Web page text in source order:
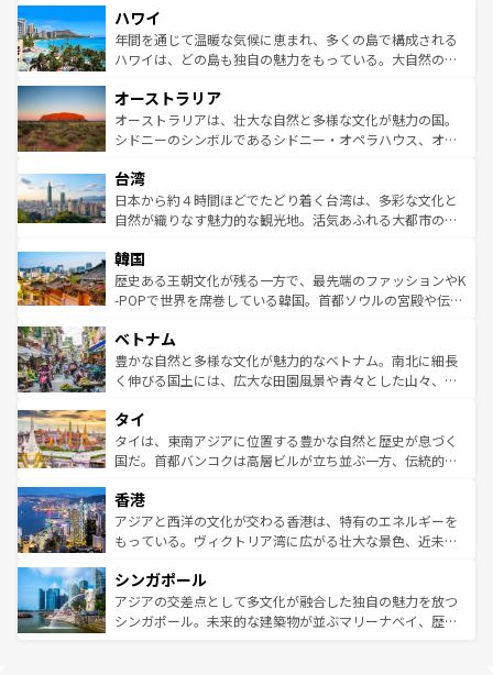
ば市内交通費無料で観光を楽しむこともできる。 なお、新
着のスイス情報はコンテンツ一覧 を参照してほしい。
のような巨大都市は、観光、ショッピング、エンターテイ
ンメントが詰まった刺激的なスポットだ。一方、アメリカ
西部には大自然が広がり、グランドキャニオンやイエロー
部のニューオーリンズでは、音楽と美食が融合した独特の
文化が魅力。旅行者はアメリカの各地域で異なる魅力を楽
しみながら、その多様性と豊かな歴史を感じることができ
ならではの贅沢な旅のスタイルだ。 なお、新着のアメリカ
情報はコンテンツ一覧を参照してほしい。
ハワイ
年間を通じて温暖な気候に恵まれ、多くの島で構成される
ハワイは、どの島も独自の魅力をもっている。大自然の神
ワイ島は見逃せない。また、定番の観光地といえばオアフ
島だが、静かな自然を求めるならマウイ島やカウアイ島が
おすすめ。エメラルドグリーンに輝く海をはじめ、豊かな
れるおもてなしの心で訪れる人々を迎えてくれるハワイの
人々、おいしいローカルフードやハワイアンミュージッ
ク、伝統的なフラダンスなど、すべてがハワイの魅力を彩
ワイを、存分に味わってほしい。 なお、新着のハワイ情報
はコンテンツ一覧を参照してほしい。
オーストラリア
オーストラリアは、壮大な自然と多様な文化が魅力の国。
シドニーのシンボルであるシドニー・オペラハウス、オー
リアリーフや大陸中央部にそびえるウルル（エアーズロッ
ク）、タスマニアの美しい原生林やケアンズの熱帯雨林な
ど、見どころがたくさん。また、カフェやワイン、オージ
いる。アクティビティも充実しており、サーフィンやダイ
ビング、ハイキングなど、アウトドア好きにはたまらな
い。オーストラリアの多彩な魅力を存分に味わいつくそ
参照してほしい。
台湾
日本から約４時間ほどでたどり着く台湾は、多彩な文化と
自然が織りなす魅力的な観光地。活気あふれる大都市の台
ン）、静ひつな山岳地帯である台湾東部など、都市の喧騒
と山間の静けさが共存しており、訪れる人に新しい発見と
驚きをもたらしてくれる。また、奥深い台湾の食文化も魅
容にもいいと評判のスイーツなど、バラエティ豊かな料理
が味わえる。 なお、新着の台湾情報は コンテンツ一覧を参
照してほしい。
韓国
歴史ある王朝文化が残る一方で、最先端のファッションやK
-POPで世界を席巻している韓国。首都ソウルの宮殿や伝統
き、地方に足を延ばせば四季折々の自然美を楽しむことが
できる。そして、キムチや焼肉、絶品のストリートフード
まで、さまざまな韓国料理が待っている。夜には、韓国な
リティに包まれながら、韓国の多彩な魅力を心ゆくまで味
わってみてほしい。 なお、新着の韓国情報はコンテンツ一
覧を参照してほしい。
ベトナム
豊かな自然と多様な文化が魅力的なベトナム。南北に細長
く伸びる国土には、広大な田園風景や青々とした山々、世
急速な発展と共に伝統が息づく。ハノイの古い町並みやホ
ーチミン市のフランス統治時代の建物も、独特の雰囲気を
醸し出している。また、バラエティの豊かさとおいしさで
とつ。フォーやバインミー、ベトナムコーヒーなどは、ぜ
ひ現地で味わいたい。どの地域を訪れてもあたたかい人々
が旅行者を迎えてくれるので、きっと忘れられない旅にな
参照してほしい。
タイ
タイは、東南アジアに位置する豊かな自然と歴史が息づく
国だ。首都バンコクは高層ビルが立ち並ぶ一方、伝統的な
の活気が交差している。北部ではチェンマイなどの山岳地
帯で自然と触れ合い、南部ではプーケットやクラビの美し
いビーチでリゾート気分を楽しむことができる。タイ料理
激する。気候は一年中温暖で、どの季節にも異なる楽しみ
が待っている。親しみやすいタイの人々、仏教を中心とし
た文化、そして多様な観光資源が、訪れる旅人を魅了し続
香港
アジアと西洋の文化が交わる香港は、特有のエネルギーを
もっている。ヴィクトリア湾に広がる壮大な景色、近未来
み、どこを訪れても感動するはず。観光スポットが密集し
ており、効率よく見どころを回れるのも魅力。息をのむよ
うな絶景から文化的な体験まで、香港を存分に楽しみ尽く
シンガポール
アジアの交差点として多文化が融合した独自の魅力を放つ
シンガポール。未来的な建築物が並ぶマリーナベイ、歴史